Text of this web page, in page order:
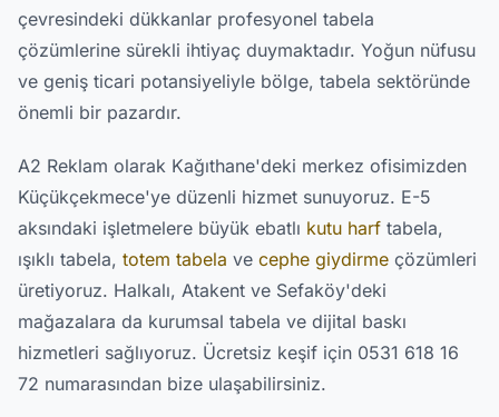
çevresindeki dükkanlar profesyonel tabela
çözümlerine sürekli ihtiyaç duymaktadır. Yoğun nüfusu
ve geniş ticari potansiyeliyle bölge, tabela sektöründe
önemli bir pazardır.
A2 Reklam olarak Kağıthane'deki merkez ofisimizden
Küçükçekmece'ye düzenli hizmet sunuyoruz. E-5
aksındaki işletmelere büyük ebatlı kutu harf tabela,
ışıklı tabela, totem tabela ve cephe giydirme çözümleri
üretiyoruz. Halkalı, Atakent ve Sefaköy'deki
mağazalara da kurumsal tabela ve dijital baskı
hizmetleri sağlıyoruz. Ücretsiz keşif için 0531 618 16
72 numarasından bize ulaşabilirsiniz.